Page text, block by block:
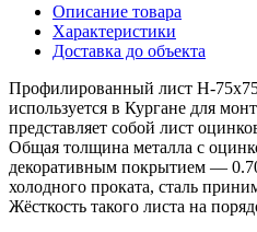
Описание товара
Характеристики
Доставка до объекта
Профилированный лист Н-
используется в Кургане для
представляет собой лист
Общая толщина металла с
декоративным покрытием —
холодного проката, сталь
Жёсткость такого листа на